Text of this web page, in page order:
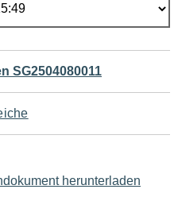
SG2504080011
herunterladen